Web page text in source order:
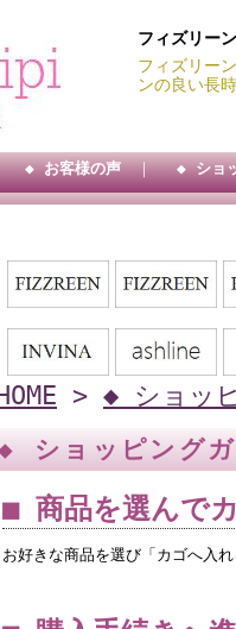
フィズリー
フィズリー
ンの良い長
◆ お客様の声 ｜ ◆ ショ
ビス・・ ★★ 代引手数料３０
> ◆ ショッ
ショッピング
■ 商品を選んで
お好きな商品を選び「カゴへ入